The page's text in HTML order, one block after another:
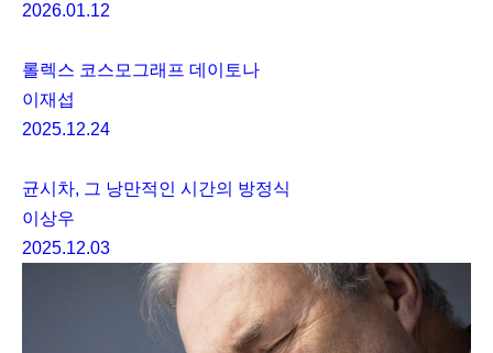
2026.01.12
롤렉스 코스모그래프 데이토나
이재섭
2025.12.24
균시차, 그 낭만적인 시간의 방정식
이상우
2025.12.03